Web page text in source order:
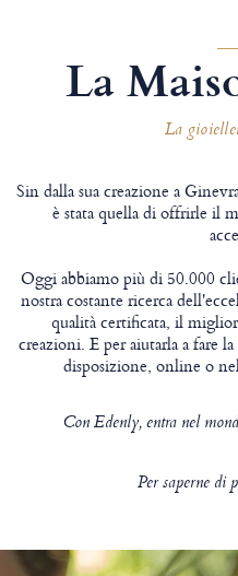
La
La
Sin dalla sua creazione a
è stata quella di offrirle il
Oggi abbiamo più di 50.000
nostra costante ricerca
qualità certificata, il
creazioni. E per aiutarla a fare
disposizione, online o
Con Edenly, entra nel
Per saperne di